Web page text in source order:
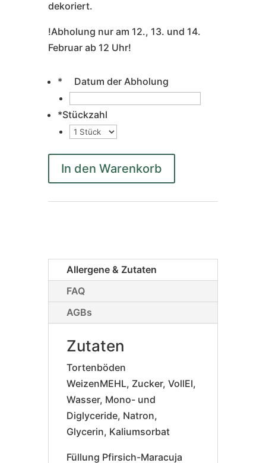
dekoriert.
!Abholung nur am 12., 13. und 14.
Februar ab 12 Uhr!
* Datum der Abholung
*Stückzahl
In den Warenkorb
Allergene & Zutaten
FAQ
AGBs
Zutaten
Tortenböden
WeizenMEHL, Zucker, VollEI,
Wasser, Mono- und
Diglyceride, Natron,
Glycerin, Kaliumsorbat
Füllung Pfirsich-Maracuja